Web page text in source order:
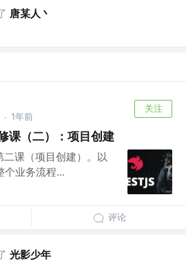
唐某人丶
· 1年前
关注
课（二）：项目创建
课（项目创建）。以
个业务流程...
评论
光影少年